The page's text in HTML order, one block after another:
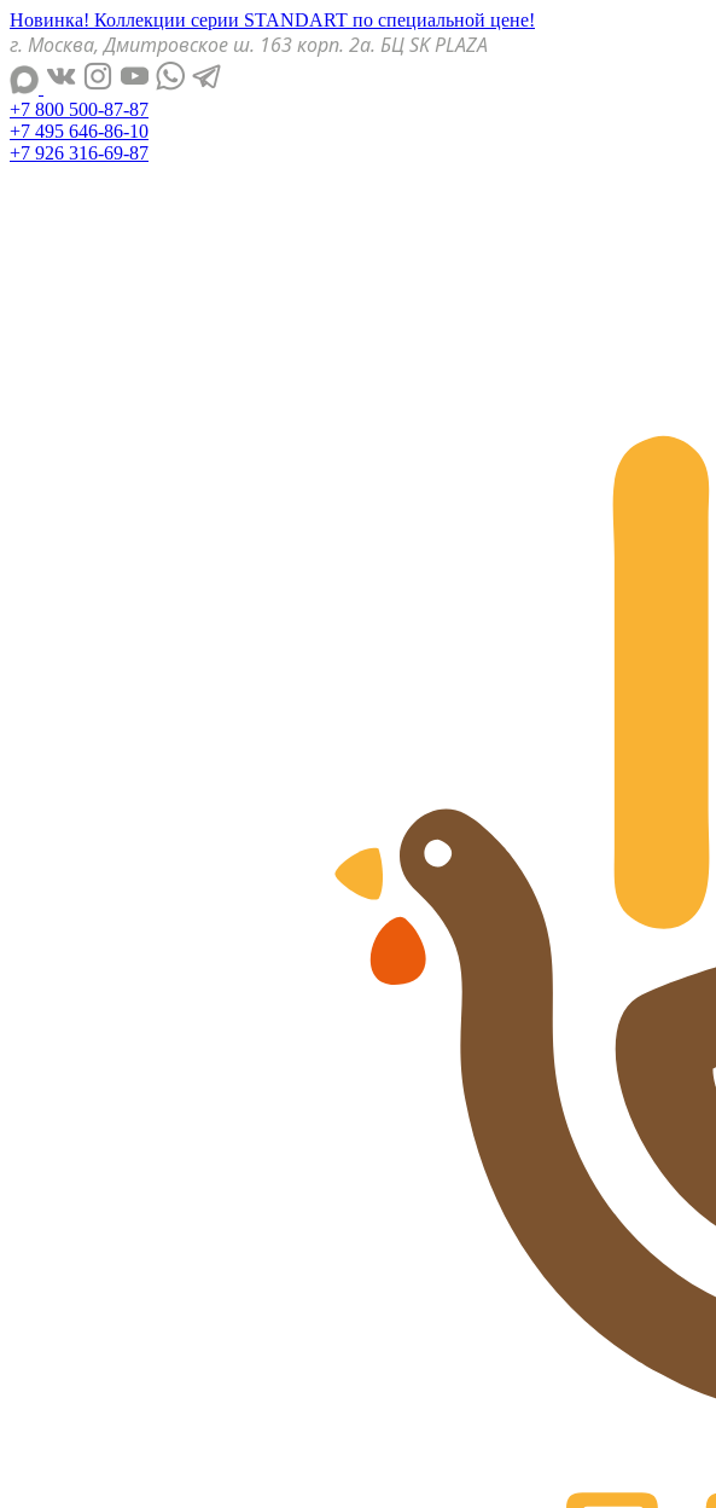
Новинка! Коллекции серии STANDART по специальной цене!
г. Москва, Дмитровское ш. 163 корп. 2а. БЦ SK PLAZA
+7 800 500-87-87
+7 495 646-86-10
+7 926 316-69-87